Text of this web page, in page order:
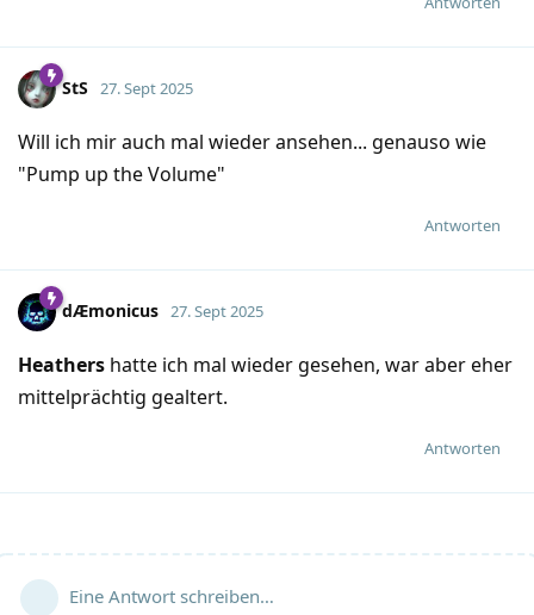
StS 27. Sept 2025
Will ich mir auch mal wieder ansehen... genauso wie
"Pump up the Volume"
Antworten
dÆmonicus 27. Sept 2025
Heathers hatte ich mal wieder gesehen, war aber eher
mittelprächtig gealtert.
Antworten
Eine Antwort schreiben…